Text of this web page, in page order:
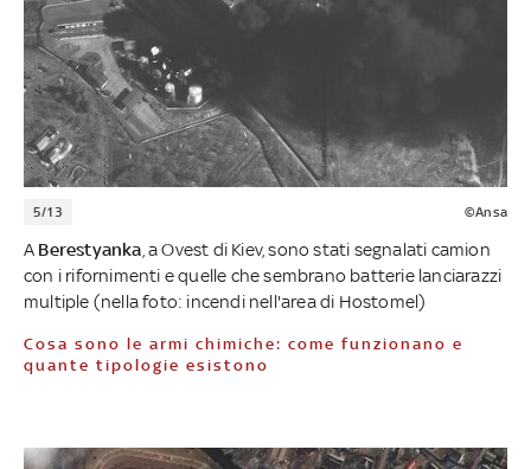
5/13 ©Ansa
A Berestyanka , a Ovest di Kiev, sono stati segnalati camion
con i rifornimenti e quelle che sembrano batterie lanciarazzi
multiple (nella foto: incendi nell'area di Hostomel)
Cosa sono le armi chimiche: come funzionano e
quante tipologie esistono